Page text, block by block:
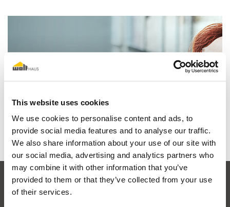
This website uses cookies
We use cookies to personalise content and ads, to
provide social media features and to analyse our traffic.
We also share information about your use of our site with
our social media, advertising and analytics partners who
may combine it with other information that you’ve
provided to them or that they’ve collected from your use
of their services.
Io sogno una casa in legno